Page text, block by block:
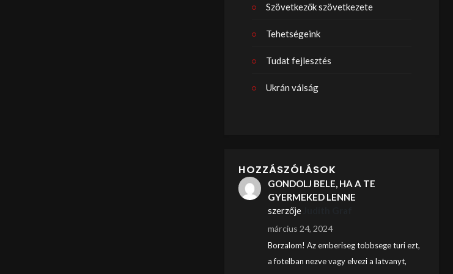
Szövetkezők szövetkezete
Tehetségeink
Tudat fejlesztés
Ukrán válság
HOZZÁSZÓLÁSOK
GONDOLJ BELE, HA A TE
GYERMEKED LENNE
szerzője
március 24, 2024
Borzalom! Az emberiseg tobbsege turi ezt,
a fotelban nezve vagy elvezi a latvanyt,